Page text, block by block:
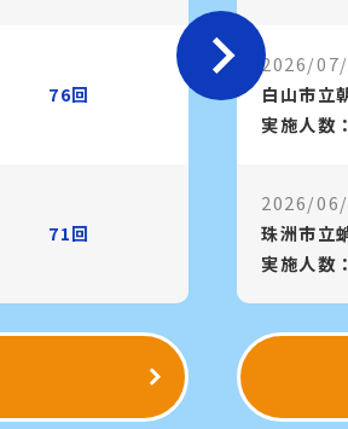
76回
71回
2026/
白山市立
実施人数
2026/
珠洲市立
実施人数